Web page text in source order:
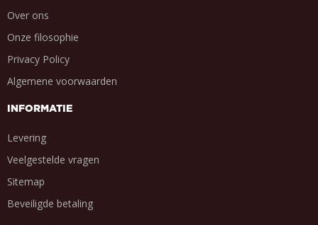
Over ons
Onze filosophie
Privacy Policy
Algemene voorwaarden
INFORMATIE
Levering
Veelgestelde vragen
Sitemap
Beveiligde betaling